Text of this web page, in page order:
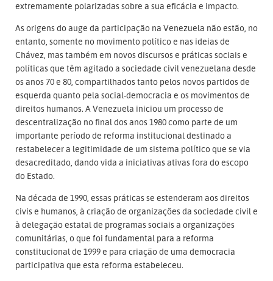
extremamente polarizadas sobre a sua eficácia e impacto.
As origens do auge da participação na Venezuela não estão, no
entanto, somente no movimento político e nas ideias de
Chávez, mas também em novos discursos e práticas sociais e
políticas que têm agitado a sociedade civil venezuelana desde
os anos 70 e 80, compartilhados tanto pelos novos partidos de
esquerda quanto pela social-democracia e os movimentos de
direitos humanos. A Venezuela iniciou um processo de
descentralização no final dos anos 1980 como parte de um
importante período de reforma institucional destinado a
restabelecer a legitimidade de um sistema político que se via
desacreditado, dando vida a iniciativas ativas fora do escopo
do Estado.
Na década de 1990, essas práticas se estenderam aos direitos
civis e humanos, à criação de organizações da sociedade civil e
à delegação estatal de programas sociais a organizações
comunitárias, o que foi fundamental para a reforma
constitucional de 1999 e para criação de uma democracia
participativa que esta reforma estabeleceu.